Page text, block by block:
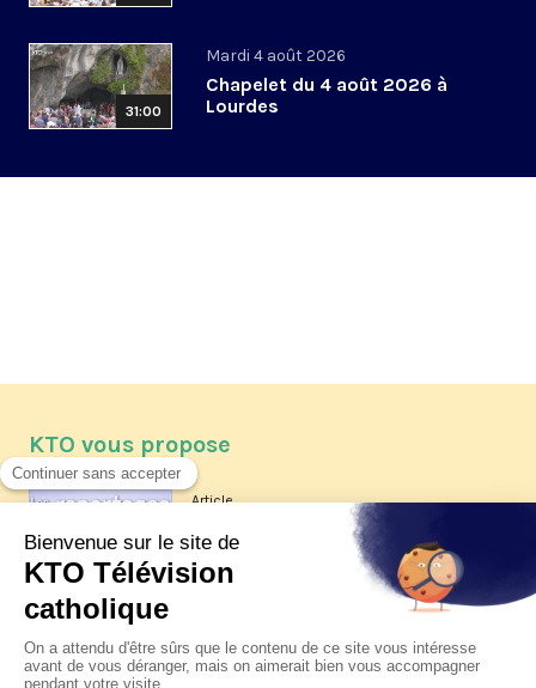
31:00
Mardi 4 août 2026
Chapelet du 4 août 2026 à
Lourdes
KTO vous propose
Article
Les reportages d'été 2026 de KTO
La visite pastorale du pape Léon
XIV à Assise à suivre sur KTO le
jeudi 6 août